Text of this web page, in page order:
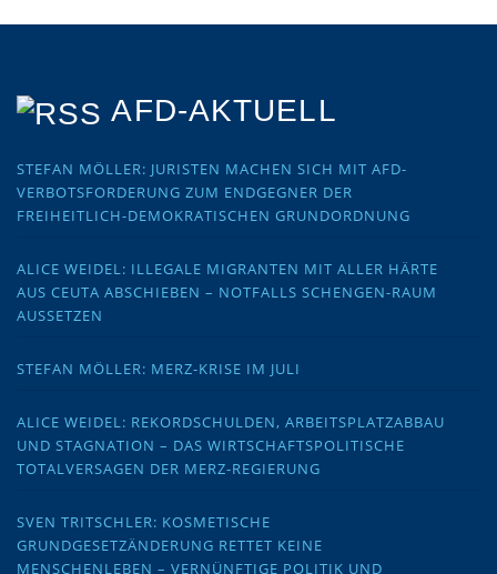
AFD-AKTUELL
STEFAN MÖLLER: JURISTEN MACHEN SICH MIT AFD-
VERBOTSFORDERUNG ZUM ENDGEGNER DER
FREIHEITLICH-DEMOKRATISCHEN GRUNDORDNUNG
ALICE WEIDEL: ILLEGALE MIGRANTEN MIT ALLER HÄRTE
AUS CEUTA ABSCHIEBEN – NOTFALLS SCHENGEN-RAUM
AUSSETZEN
STEFAN MÖLLER: MERZ-KRISE IM JULI
ALICE WEIDEL: REKORDSCHULDEN, ARBEITSPLATZABBAU
UND STAGNATION – DAS WIRTSCHAFTSPOLITISCHE
TOTALVERSAGEN DER MERZ-REGIERUNG
SVEN TRITSCHLER: KOSMETISCHE
GRUNDGESETZÄNDERUNG RETTET KEINE
MENSCHENLEBEN – VERNÜNFTIGE POLITIK UND